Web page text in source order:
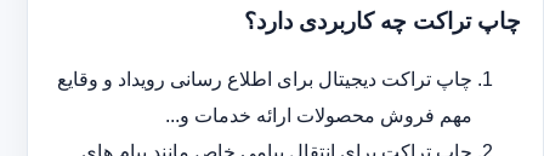
چاپ تراکت چه کاربردی دارد؟
چاپ تراکت دیجیتال برای اطلاع رسانی رویداد و وقایع
مهم فروش محصولات ارائه خدمات و...
چاپ تراکت برای انتقال پیامی خاص مانند پیام های